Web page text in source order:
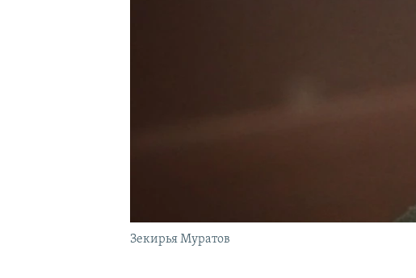
Зекирья Муратов